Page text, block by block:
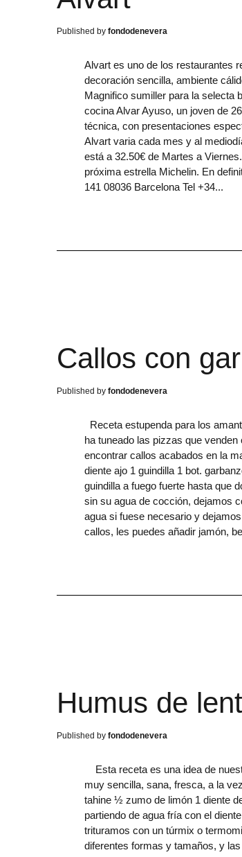
fondodenevera
Alvart es uno de los restaurantes
decoración sencilla, ambiente
Magnifico sumiller para la selecta
cocina Alvar Ayuso, un joven de
técnica, con presentaciones
Alvart varia cada mes y al
está a 32.50€ de Martes a
próxima estrella Michelin. En
141 08036 Barcelona Tel +34
Callos con
fondodenevera
Receta estupenda para los
ha tuneado las pizzas que
encontrar callos acabados en la
diente ajo 1 guindilla 1 bot.
guindilla a fuego fuerte hasta que
sin su agua de cocción, dejamos
agua si fuese necesario y
callos, les puedes añadir jamón,
Humus de
fondodenevera
Esta receta es una idea de
muy sencilla, sana, fresca, a la
tahine ½ zumo de limón 1 diente
partiendo de agua fría con el
trituramos con un túrmix o
diferentes formas y tamaños, y